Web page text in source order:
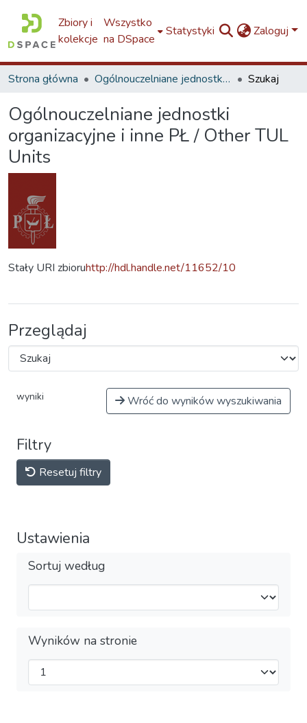
Zbiory i
kolekcje
Wszystko
na DSpace
Statystyki Zaloguj
Strona główna Ogólnouczelniane jednostki organizacyjne i inne PŁ / Other TUL Units Szukaj
Ogólnouczelniane jednostki
organizacyjne i inne PŁ / Other TUL
Units
Stały URI zbioruhttp://hdl.handle.net/11652/10
Przeglądaj
wyniki Wróć do wyników wyszukiwania
Filtry
Resetuj filtry
Ustawienia
Sortuj według
Wyników na stronie